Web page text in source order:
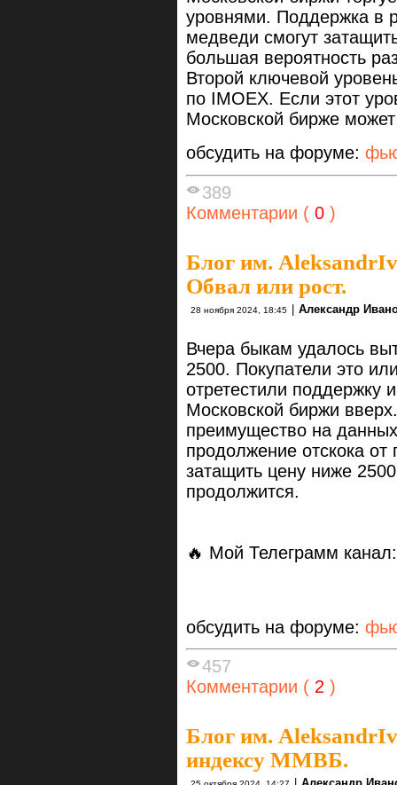
уровнями. Поддержка в
медведи смогут
большая вероятность
Второй ключевой
по IMOEX. Если этот
Московской бирже
обсудить на форуме:
389
Комментарии ( 0 )
Блог им.
Обвал или рост.
28 ноября 2024, 18:45 Александр
Вчера быкам удалось
2500. Покупатели это
отретестили поддержку
Московской биржи
преимущество на
продолжение отскока
затащить цену ниже
продолжится.
🔥 Мой Телеграмм
обсудить на форуме:
457
Комментарии ( 2 )
Блог им.
индексу ММВБ.